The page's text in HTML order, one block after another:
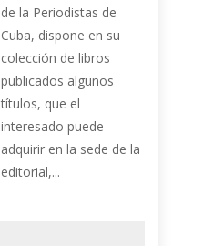
de la Periodistas de
Cuba, dispone en su
colección de libros
publicados algunos
títulos, que el
interesado puede
adquirir en la sede de la
editorial,...